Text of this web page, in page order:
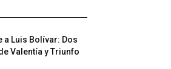
a Luis Bolívar: Dos
Valentía y Triunfo